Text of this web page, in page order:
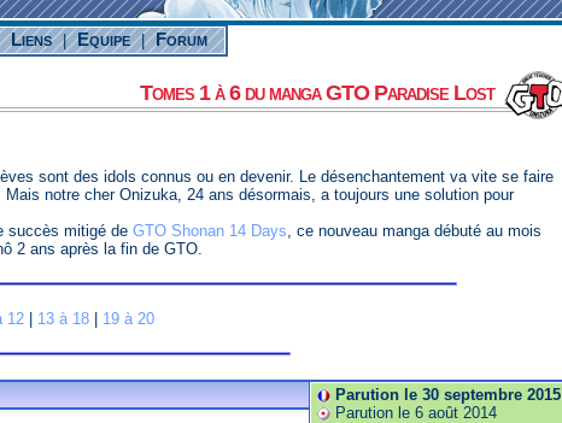
Liens | Equipe | Forum
Tomes 1 à 6 du manga GTO Paradise Lost
sont des idols connus ou en devenir. Le désenchantement va vite se faire
notre cher Onizuka, 24 ans désormais, a toujours une solution pour
succès mitigé de GTO Shonan 14 Days, ce nouveau manga débuté au mois
2 ans après la fin de GTO.
12| 13 à 18| 19 à 20
Parution le 30 septembre 2015
Parution le 6 août 2014